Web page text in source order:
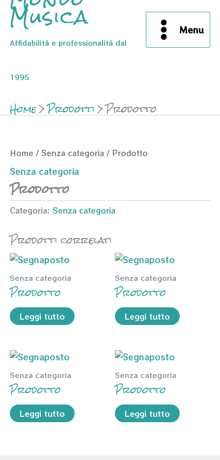
Musica
Affidabilità e professionalità dal
1995
Menu
Home Prodotti Prodotto
Home / Senza categoria / Prodotto
Senza categoria
Prodotto
Categoria: Senza categoria
Prodotti correlati
Senza categoria
Prodotto
Leggi tutto
Senza categoria
Prodotto
Leggi tutto
Senza categoria
Prodotto
Leggi tutto
Senza categoria
Prodotto
Leggi tutto